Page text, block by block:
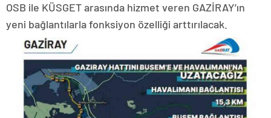
OSB ile KÜSGET arasında hizmet veren GAZİRAY’ın
yeni bağlantılarla fonksiyon özelliği arttırılacak.